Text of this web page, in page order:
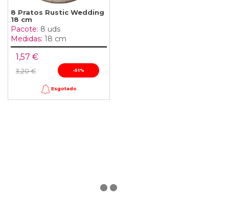
8 Pratos Rustic Wedding
18 cm
Pacote: 8 uds
Medidas: 18 cm
1,57 €
3,20 € -51%
Esgotado